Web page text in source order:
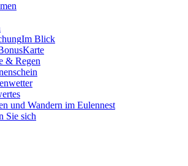
Im Blick
& Regen
und Wandern im Eulennest
Sie sich